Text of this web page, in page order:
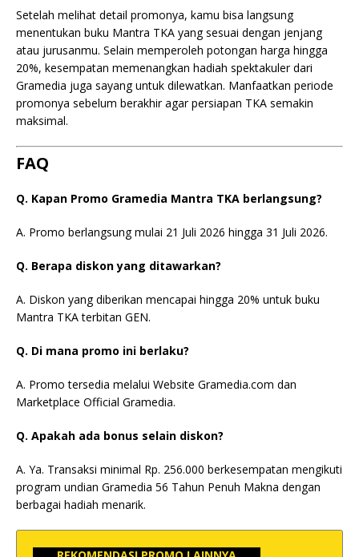
Setelah melihat detail promonya, kamu bisa langsung
menentukan buku Mantra TKA yang sesuai dengan jenjang
atau jurusanmu. Selain memperoleh potongan harga hingga
20%, kesempatan memenangkan hadiah spektakuler dari
Gramedia juga sayang untuk dilewatkan. Manfaatkan periode
promonya sebelum berakhir agar persiapan TKA semakin
maksimal.
FAQ
Q. Kapan Promo Gramedia Mantra TKA berlangsung?
A. Promo berlangsung mulai 21 Juli 2026 hingga 31 Juli 2026.
Q. Berapa diskon yang ditawarkan?
A. Diskon yang diberikan mencapai hingga 20% untuk buku
Mantra TKA terbitan GEN.
Q. Di mana promo ini berlaku?
A. Promo tersedia melalui Website Gramedia.com dan
Marketplace Official Gramedia.
Q. Apakah ada bonus selain diskon?
A. Ya. Transaksi minimal Rp. 256.000 berkesempatan mengikuti
program undian Gramedia 56 Tahun Penuh Makna dengan
berbagai hadiah menarik.